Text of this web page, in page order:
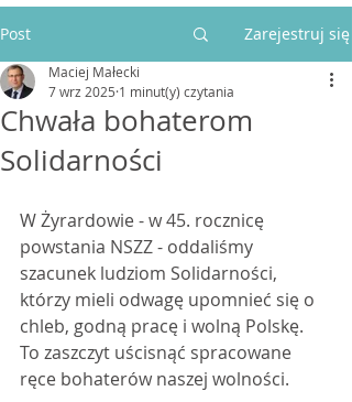
Post Zarejestruj się
Chwała bohaterom
Solidarności
Maciej Małecki
7 wrz 2025 1 minut(y) czytania
W Żyrardowie - w 45. rocznicę
powstania NSZZ - oddaliśmy
szacunek ludziom Solidarności,
którzy mieli odwagę upomnieć się o
chleb, godną pracę i wolną Polskę.
To zaszczyt uścisnąć spracowane
ręce bohaterów naszej wolności.